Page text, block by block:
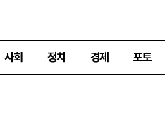
사회 정치 경제 포토